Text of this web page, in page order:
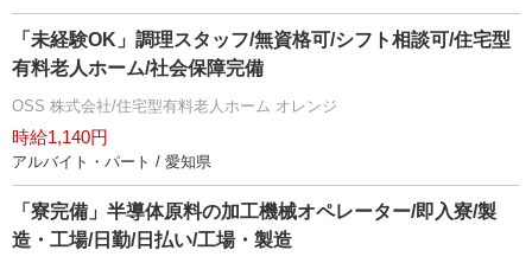
「未経験OK」調理スタッフ/無資格可/シフト相談可/住宅型
有料老人ホーム/社会保障完備
OSS 株式会社/住宅型有料老人ホーム オレンジ
時給1,140円
アルバイト・パート / 愛知県
「寮完備」半導体原料の加工機械オペレーター/即入寮/製
造・工場/日勤/日払い/工場・製造